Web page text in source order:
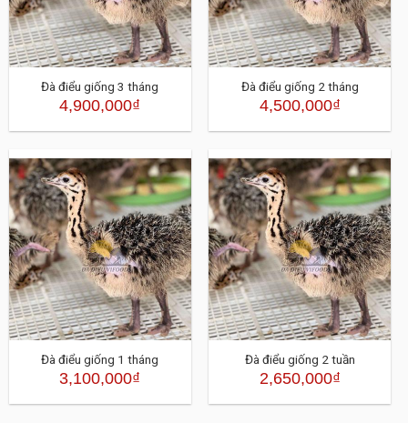
Đà điểu giống 3 tháng
4,900,000₫
Đà điểu giống 2 tháng
4,500,000₫
Đà điểu giống 1 tháng
3,100,000₫
Đà điểu giống 2 tuần
2,650,000₫